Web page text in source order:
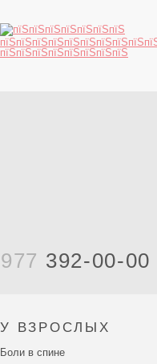
977 392-00-00
У ВЗРОСЛЫХ
Боли в спине